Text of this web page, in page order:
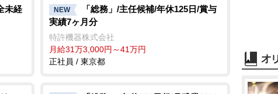
未経 NEW
「総務」/主任候補/年休125日/賞与
実績7ヶ月分
特許機器株式会社
月給31万3,000円～41万円
正社員 / 東京都